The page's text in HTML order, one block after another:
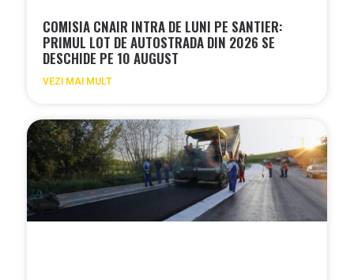
COMISIA CNAIR INTRA DE LUNI PE SANTIER:
PRIMUL LOT DE AUTOSTRADA DIN 2026 SE
DESCHIDE PE 10 AUGUST
VEZI MAI MULT